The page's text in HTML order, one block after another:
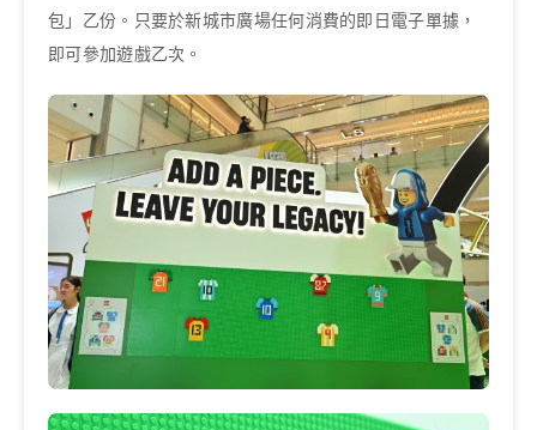
包」乙份。只要於新城市廣場任何消費的即日電子單據，
即可參加遊戲乙次。